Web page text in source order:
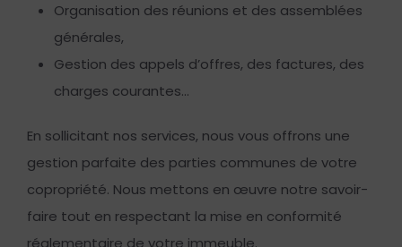
Organisation des réunions et des assemblées
générales,
Gestion des appels d’offres, des factures, des
charges courantes…
En sollicitant nos services, nous vous offrons une
gestion parfaite des parties communes de votre
copropriété. Nous mettons en œuvre notre savoir-
faire tout en respectant la mise en conformité